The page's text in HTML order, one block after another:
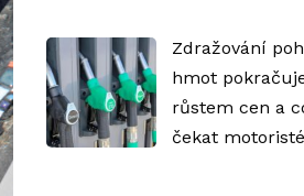
Zdražování
hmot
růstem cen a
čekat